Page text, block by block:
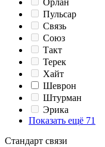
Орлан
Пульсар
Связь
Союз
Такт
Терек
Хайт
Шеврон
Штурман
Эрика
Показать ещё 71
Стандарт связи